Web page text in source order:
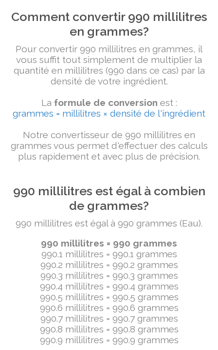
Comment convertir 990 millilitres
en grammes?
Pour convertir 990 millilitres en grammes, il
vous suffit tout simplement de multiplier la
quantité en millilitres (990 dans ce cas) par la
densité de votre ingrédient.
La formule de conversion est :
grammes = millilitres × densité de l'ingrédient
Notre convertisseur de 990 millilitres en
grammes vous permet d'effectuer des calculs
plus rapidement et avec plus de précision.
990 millilitres est égal à combien
de grammes?
990 millilitres est égal à 990 grammes (Eau).
990 millilitres = 990 grammes
990.1 millilitres = 990.1 grammes
990.2 millilitres = 990.2 grammes
990.3 millilitres = 990.3 grammes
990.4 millilitres = 990.4 grammes
990.5 millilitres = 990.5 grammes
990.6 millilitres = 990.6 grammes
990.7 millilitres = 990.7 grammes
990.8 millilitres = 990.8 grammes
990.9 millilitres = 990.9 grammes